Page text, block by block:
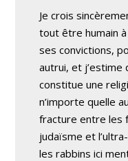
Je crois
tout être humain
ses convictions,
autrui, et j’estime
constitue une
n’importe quelle
fracture entre les
judaïsme et
les rabbins ici